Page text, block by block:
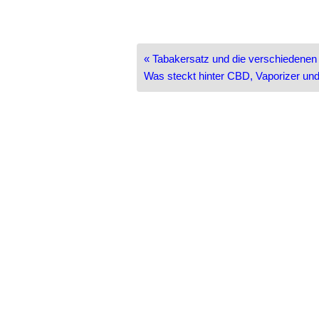
Beitragsnavigation
« Tabakersatz und die verschiedenen
Was steckt hinter CBD, Vaporizer